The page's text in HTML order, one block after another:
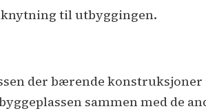
til utbyggingen.
der bærende
sammen med de